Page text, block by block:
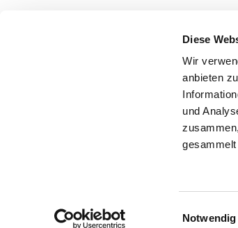
Diese
Wir
anbieten
und
gesammelt
Notwendig